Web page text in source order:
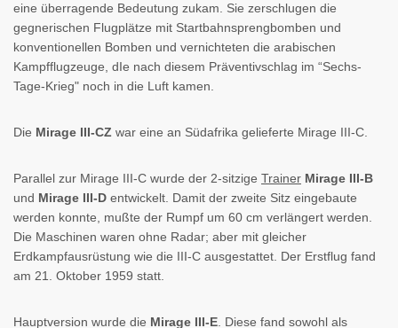
eine überragende Bedeutung zukam. Sie zerschlugen die
gegnerischen Flugplätze mit Startbahnsprengbomben und
konventionellen Bomben und vernichteten die arabischen
Kampfflugzeuge, dIe nach diesem Präventivschlag im “Sechs-
Tage-Krieg" noch in die Luft kamen.
Die Mirage III-CZ war eine an Südafrika gelieferte Mirage III-C.
Parallel zur Mirage III-C wurde der 2-sitzige Trainer Mirage III-B
und Mirage III-D entwickelt. Damit der zweite Sitz eingebaute
werden konnte, mußte der Rumpf um 60 cm verlängert werden.
Die Maschinen waren ohne Radar; aber mit gleicher
Erdkampfausrüstung wie die III-C ausgestattet. Der Erstflug fand
am 21. Oktober 1959 statt.
Hauptversion wurde die Mirage III-E . Diese fand sowohl als